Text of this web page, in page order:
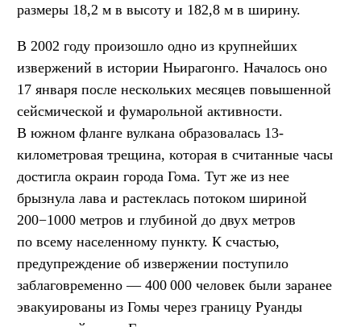
размеры 18,2 м в высоту и 182,8 м в ширину.
В 2002 году произошло одно из крупнейших
извержений в истории Ньирагонго. Началось оно
17 января после нескольких месяцев повышенной
сейсмической и фумарольной активности.
В южном фланге вулкана образовалась 13-
километровая трещина, которая в считанные часы
достигла окраин города Гома. Тут же из нее
брызнула лава и растеклась потоком шириной
200−1000 метров и глубиной до двух метров
по всему населенному пункту. К счастью,
предупреждение об извержении поступило
заблаговременно — 400 000 человек были заранее
эвакуированы из Гомы через границу Руанды